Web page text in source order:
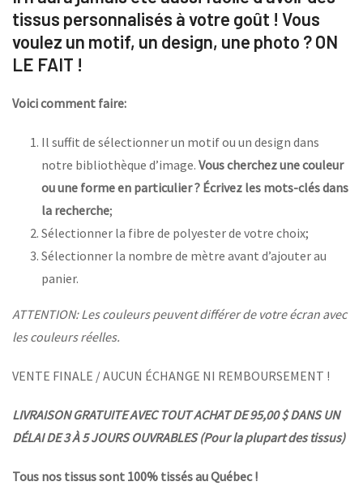
tissus personnalisés à votre goût ! Vous
voulez un motif, un design, une photo ? ON
LE FAIT !
Voici comment faire:
Il suffit de sélectionner un motif ou un design dans
notre bibliothèque d’image. Vous cherchez une couleur
ou une forme en particulier ? Écrivez les mots-clés dans
la recherche;
Sélectionner la fibre de polyester de votre choix;
Sélectionner la nombre de mètre avant d’ajouter au
panier.
ATTENTION: Les couleurs peuvent différer de votre écran avec
les couleurs réelles.
VENTE FINALE / AUCUN ÉCHANGE NI REMBOURSEMENT !
LIVRAISON GRATUITE AVEC TOUT ACHAT DE 95,00 $ DANS UN
DÉLAI DE 3 À 5 JOURS OUVRABLES (Pour la plupart des tissus)
Tous nos tissus sont 100% tissés au Québec !